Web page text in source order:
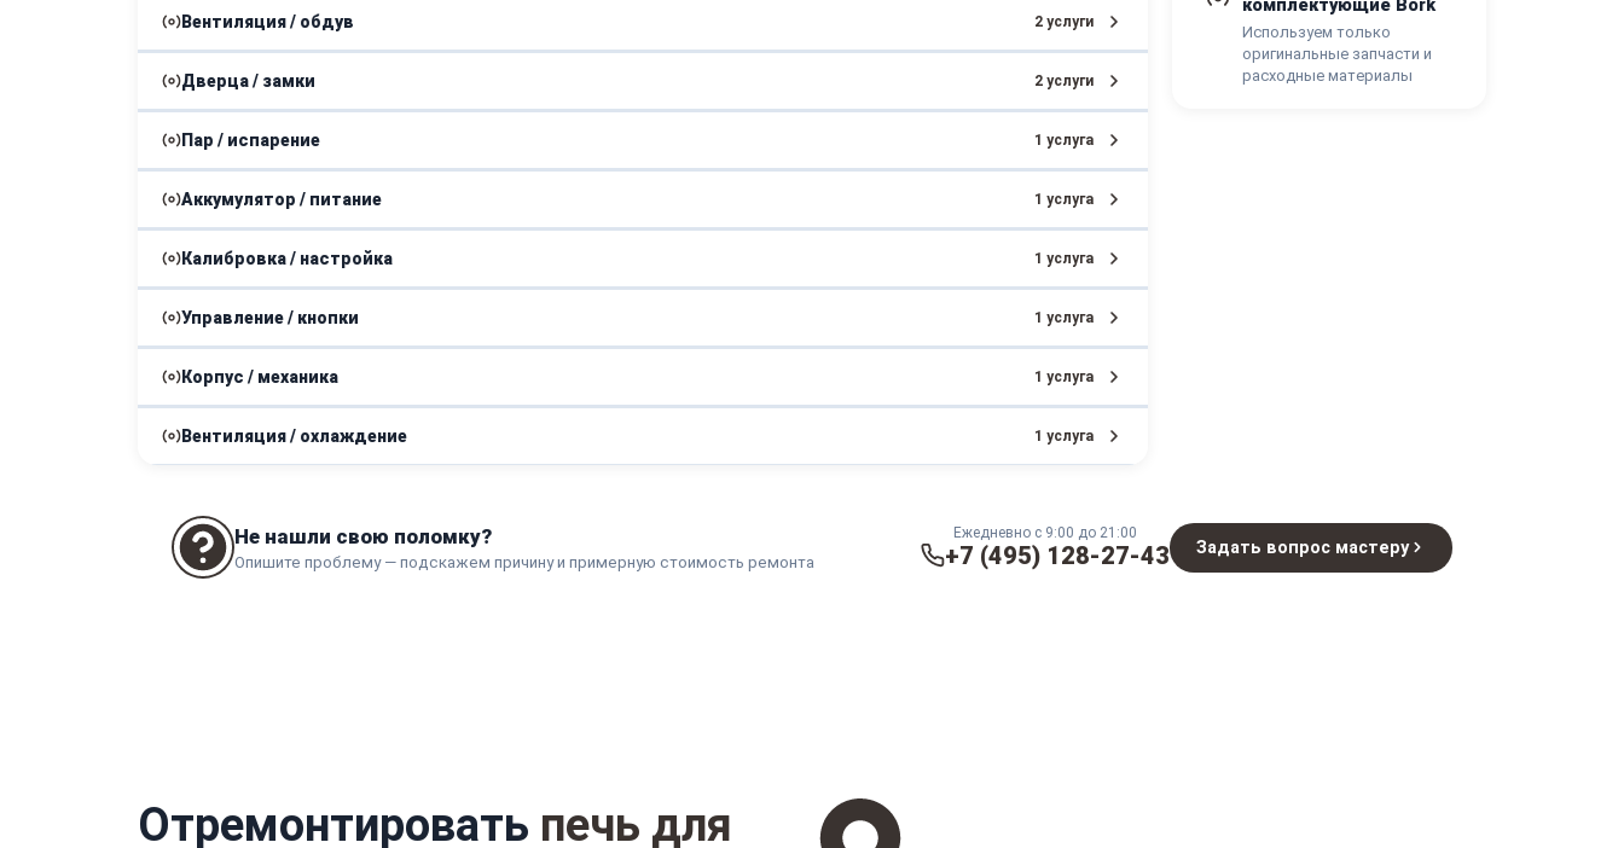
Замена прокладки двери (герметизации)
Вентиляция / обдув 2 услуги
Ремонт вентилятора камеры
Устранение засоров в системе циркуляции воздуха
Дверца / замки 2 услуги
Замена жаростойкого стекла дверцы
Ремонт механизма открывания/закрывания дверцы
Пар / испарение 1 услуга
Ремонт системы подачи пара
Аккумулятор / питание 1 услуга
Замена шнура питания
Калибровка / настройка 1 услуга
Калибровка температурного датчика
Управление / кнопки 1 услуга
Ремонт или замена электронного таймера
Корпус / механика 1 услуга
Замена изоляционных материалов стенок печи
Вентиляция / охлаждение 1 услуга
комплектующие Bork
Используем только
оригинальные запчасти и
расходные материалы
Не нашли свою поломку?
Опишите проблему — подскажем причину и примерную стоимость ремонта
Ежедневно с 9:00 до 21:00
+7 (495) 128-27-43 Задать вопрос мастеру
Отремонтировать печь для